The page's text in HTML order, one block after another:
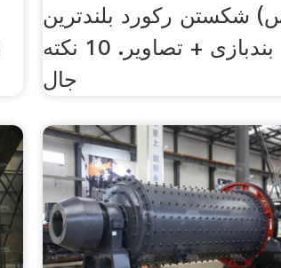
شکستن رکورد بلندترین
ارتفاع بندبازی + تصاویر. 10 نکته
جال